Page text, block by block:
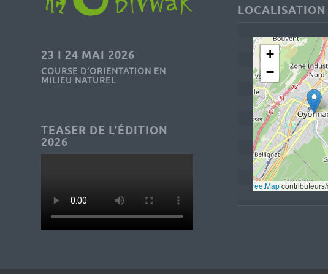
23 I 24 MAI 2026
COURSE D’ORIENTATION EN
MILIEU NATUREL
TEASER DE L’ÉDITION
2026
LOCALISATION
+
−
OpenStreetMap